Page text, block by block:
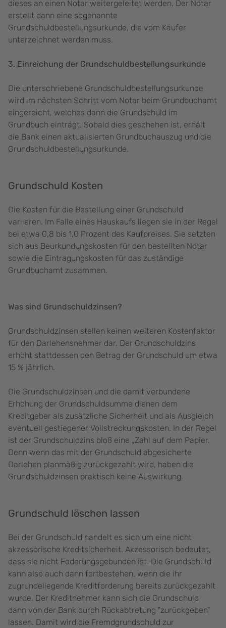
dieses an einen Notar weitergeleitet werden. Der Notar
erstellt dann eine sogenannte
Grundschuldbestellungsurkunde, die vom Käufer
unterzeichnet werden muss.
3. Einreichung der Grundschuldbestellungsurkunde
Die unterschriebene Grundschuldbestellungsurkunde
wird im nächsten Schritt vom Notar beim Grundbuchamt
eingereicht, welches dann die Grundschuld im
Grundbuch einträgt. Sobald dies geschehen ist, erhält
die Bank einen aktualisierten Grundbuchauszug und die
Grundschuldbestellungsurkunde.
Grundschuld Kosten
Die Kosten für die Bestellung einer Grundschuld
variieren. Im Falle eines Hauskaufs liegen sie in der Regel
bei etwa 0,8 bis 1,0 Prozent des Kaufpreises. Sie setzten
sich aus Beurkundungskosten für den bestellten Notar
sowie die Eintragungskosten für das zuständige
Grundbuchamt zusammen.
Was sind Grundschuldzinsen?
Grundschuldzinsen stellen keinen weiteren Kostenfaktor
für den Darlehensnehmer dar. Der Grundschuldzins
erhöht stattdessen den Betrag der Grundschuld um etwa
15 % jährlich.
Die Grundschuldzinsen und die damit verbundene
Erhöhung der Grundschuldsumme dienen dem
Kreditgeber als zusätzliche Sicherheit und als Ausgleich
eventuell gestiegener Vollstreckungskosten. In der Regel
ist der Grundschuldzins bloß eine „Zahl auf dem Papier.
Denn wenn das mit der Grundschuld abgesicherte
Darlehen planmäßig zurückgezahlt wird, haben die
Grundschuldzinsen praktisch keine Auswirkung.
Grundschuld löschen lassen
Bei der Grundschuld handelt es sich um eine nicht
akzessorische Kreditsicherheit. Akzessorisch bedeutet,
dass sie nicht Foderungsgebunden ist. Die Grundschuld
kann also auch dann fortbestehen, wenn die ihr
zugrundeliegende Kreditforderung bereits zurückgezahlt
wurde. Der Kreditnehmer kann sich die Grundschuld
dann von der Bank durch Rückabtretung "zurückgeben"
lassen. Damit wird die Fremdgrundschuld zur